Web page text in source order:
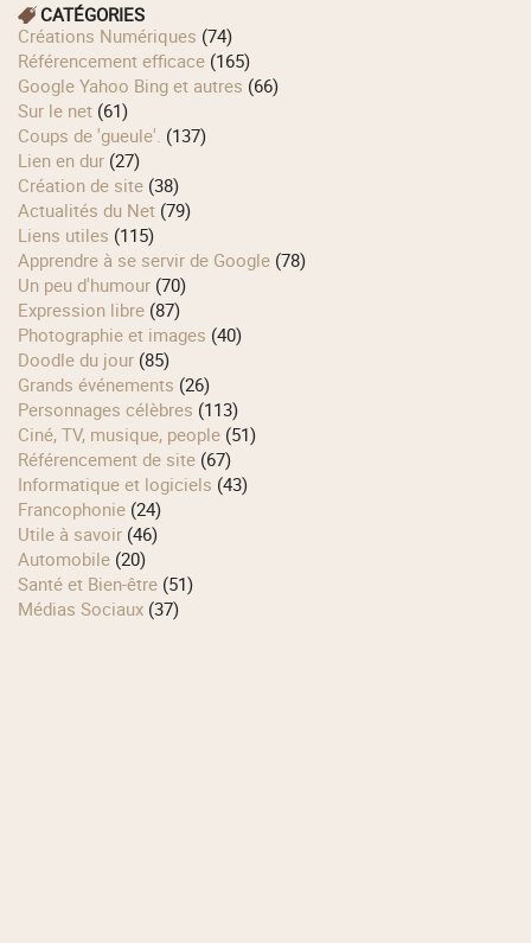
CATÉGORIES
Créations Numériques (74)
Référencement efficace (165)
Google Yahoo Bing et autres (66)
Sur le net (61)
Coups de 'gueule'. (137)
Lien en dur (27)
Création de site (38)
Actualités du Net (79)
Liens utiles (115)
Apprendre à se servir de Google (78)
Un peu d'humour (70)
Expression libre (87)
Photographie et images (40)
Doodle du jour (85)
Grands événements (26)
Personnages célèbres (113)
Ciné, TV, musique, people (51)
Référencement de site (67)
Informatique et logiciels (43)
Francophonie (24)
Utile à savoir (46)
Automobile (20)
Santé et Bien-être (51)
Médias Sociaux (37)